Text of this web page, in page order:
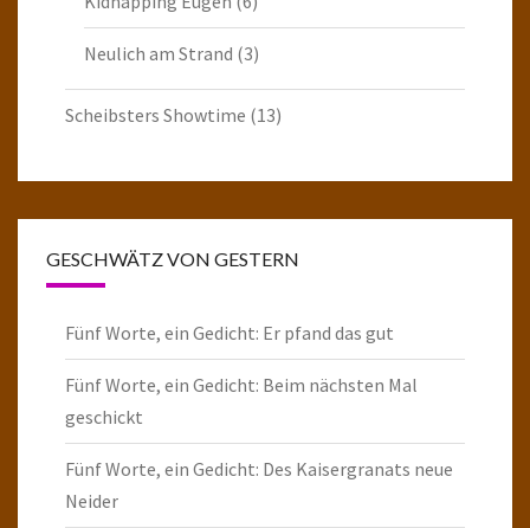
Neulich am Strand (3)
Scheibsters Showtime (13)
GESCHWÄTZ VON GESTERN
Fünf Worte, ein Gedicht: Er pfand das gut
Fünf Worte, ein Gedicht: Beim nächsten Mal
geschickt
Fünf Worte, ein Gedicht: Des Kaisergranats neue
Neider